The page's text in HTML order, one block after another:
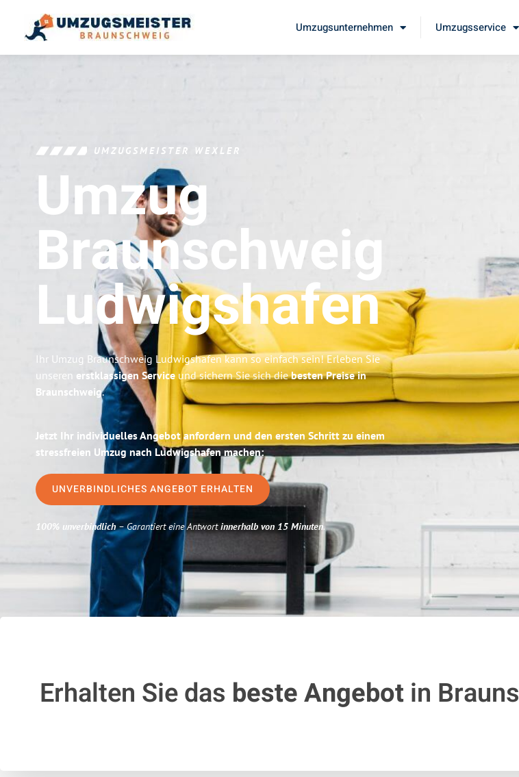
Umzugsunternehmen Umzugsservice
UMZUGSMEISTER WEXLER
Umzug
Braunschweig
Ludwigshafen
Ihr Umzug Braunschweig Ludwigshafen kann so einfach sein! Erleben Sie
unseren erstklassigen Service und sichern Sie sich diebesten Preise in
Braunschweig.
Jetzt Ihr individuelles Angebot anfordern und den ersten Schritt zu einem
stressfreien Umzug nach Ludwigshafen machen:
UNVERBINDLICHES ANGEBOT ERHALTEN
100% unverbindlich– Garantiert eine Antwortinnerhalb von 15 Minuten.
Erhalten Sie das beste Angebotin